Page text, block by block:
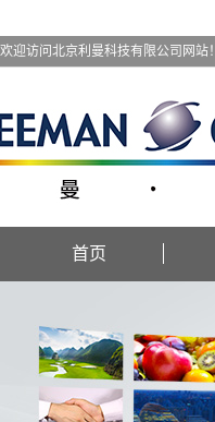
欢迎访问北京利曼科技有限公司网站！
首页